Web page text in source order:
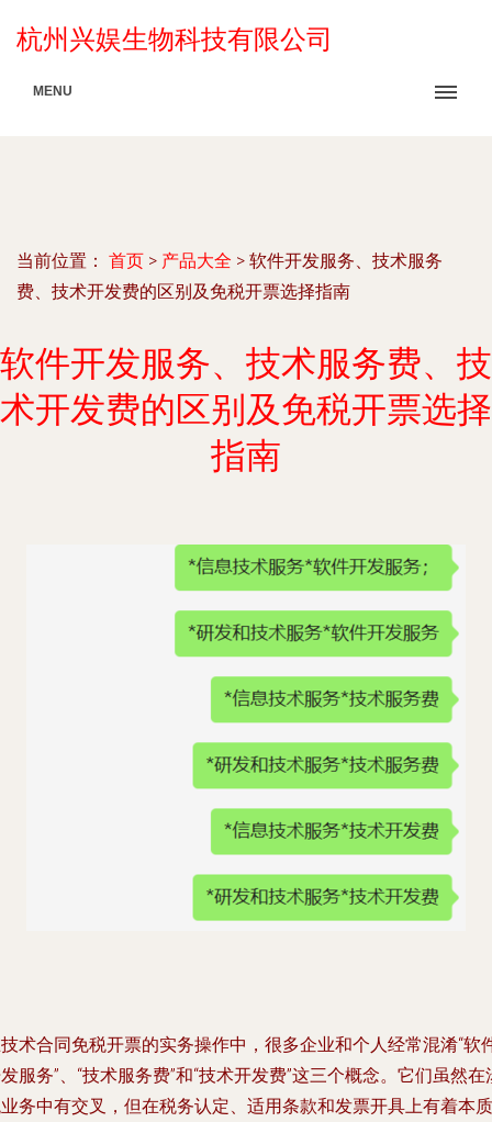
杭州兴娱生物科技有限公司
MENU
当前位置： 首页 > 产品大全 > 软件开发服务、技术服务
费、技术开发费的区别及免税开票选择指南
软件开发服务、技术服务费、技
术开发费的区别及免税开票选择
指南
术合同免税开票的实务操作中，很多企业和个人经常混淆“软
服务”、“技术服务费”和“技术开发费”这三个概念。它们虽然在
务中有交叉，但在税务认定、适用条款和发票开具上有着本质